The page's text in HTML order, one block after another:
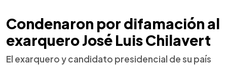
Condenaron por difamación al
exarquero José Luis Chilavert
El exarquero y candidato presidencial de su país